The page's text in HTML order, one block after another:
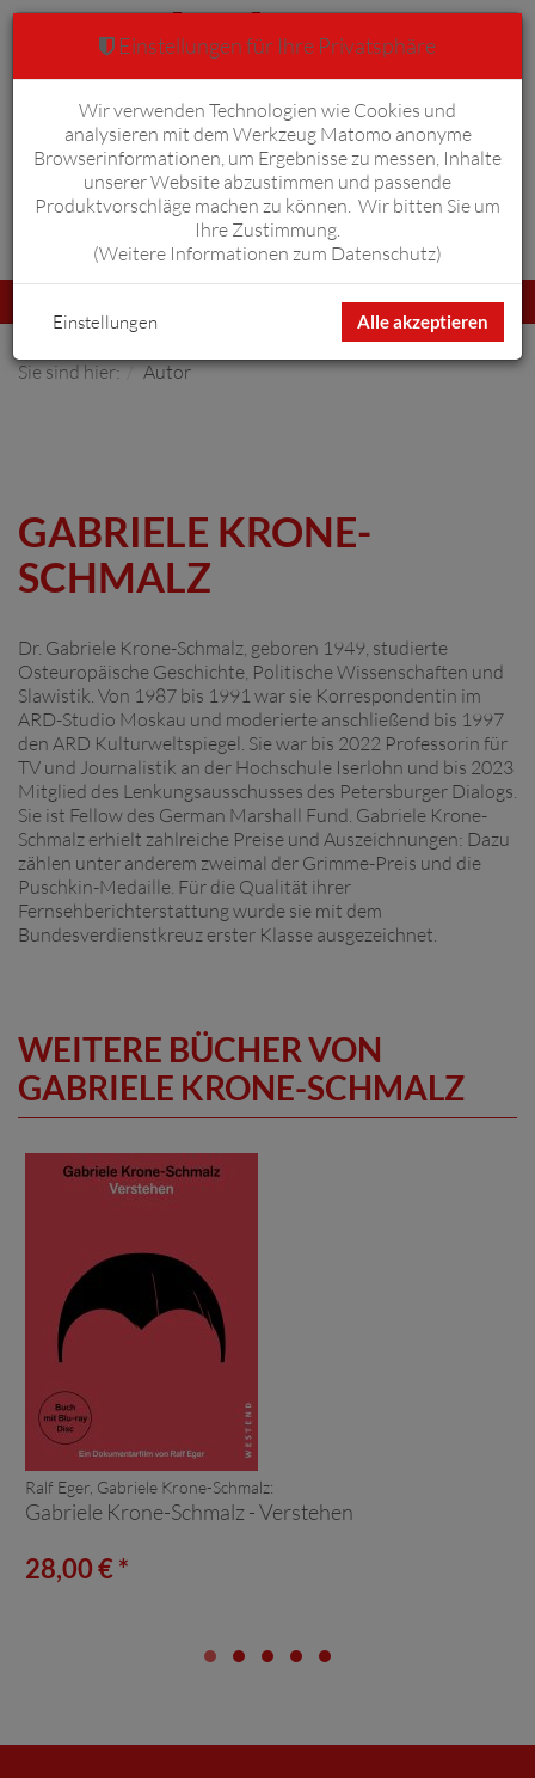
Anmelden Warenkorb 0
umschalten
Sie sind hier: Autor
GABRIELE KRONE-
SCHMALZ
Dr. Gabriele Krone-Schmalz, geboren 1949, studierte
Osteuropäische Geschichte, Politische Wissenschaften und
Slawistik. Von 1987 bis 1991 war sie Korrespondentin im
ARD-Studio Moskau und moderierte anschließend bis 1997
den ARD Kulturweltspiegel. Sie war bis 2022 Professorin für
TV und Journalistik an der Hochschule Iserlohn und bis 2023
Mitglied des Lenkungsausschusses des Petersburger Dialogs.
Sie ist Fellow des German Marshall Fund. Gabriele Krone-
Schmalz erhielt zahlreiche Preise und Auszeichnungen: Dazu
zählen unter anderem zweimal der Grimme-Preis und die
Puschkin-Medaille. Für die Qualität ihrer
Fernsehberichterstattung wurde sie mit dem
Bundesverdienstkreuz erster Klasse ausgezeichnet.
WEITERE BÜCHER VON
GABRIELE KRONE-SCHMALZ
Ralf Eger, Gabriele Krone-Schmalz:
Gabriele Krone-Schmalz - Verstehen
28,00 € *
Einstellungen für Ihre Privatsphäre
Wir verwenden Technologien wie Cookies und
analysieren mit dem Werkzeug Matomo anonyme
Browserinformationen, um Ergebnisse zu messen, Inhalte
unserer Website abzustimmen und passende
Produktvorschläge machen zu können. Wir bitten Sie um
Ihre Zustimmung.
(Weitere Informationen zum Datenschutz)
Alle akzeptieren
Einstellungen